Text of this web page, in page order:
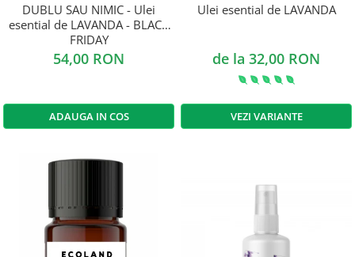
DUBLU SAU NIMIC - Ulei
esential de LAVANDA - BLACK
FRIDAY
54,00 RON
ADAUGA IN COS
Ulei esential de LAVANDA
de la 32,00 RON
VEZI VARIANTE